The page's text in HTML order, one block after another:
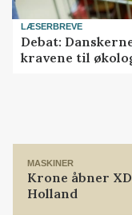
LÆSERBREVE
Debat:
kravene til
MASKINER
Krone åbner
Holland